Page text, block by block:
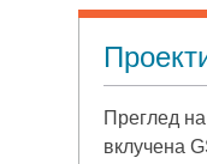
Преглед
вклучена